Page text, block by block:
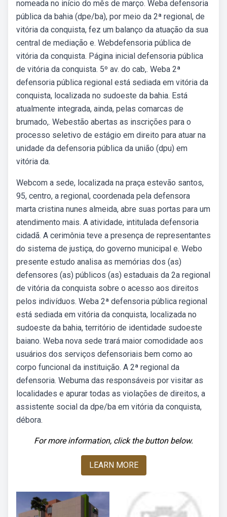
nomeada no início do mês de março. Weba defensoria
pública da bahia (dpe/ba), por meio da 2ª regional, de
vitória da conquista, fez um balanço da atuação da sua
central de mediação e. Webdefensoria pública de
vitória da conquista. Página inicial defensoria pública
de vitória da conquista. 5º av. do cab,. Weba 2ª
defensoria pública regional está sediada em vitória da
conquista, localizada no sudoeste da bahia. Está
atualmente integrada, ainda, pelas comarcas de
brumado,. Webestão abertas as inscrições para o
processo seletivo de estágio em direito para atuar na
unidade da defensoria pública da união (dpu) em
vitória da.
Webcom a sede, localizada na praça estevão santos,
95, centro, a regional, coordenada pela defensora
marta cristina nunes almeida, abre suas portas para um
atendimento mais. A atividade, intitulada defensoria
cidadã. A cerimônia teve a presença de representantes
do sistema de justiça, do governo municipal e. Webo
presente estudo analisa as memórias dos (as)
defensores (as) públicos (as) estaduais da 2a regional
de vitória da conquista sobre o acesso aos direitos
pelos indivíduos. Weba 2ª defensoria pública regional
está sediada em vitória da conquista, localizada no
sudoeste da bahia, território de identidade sudoeste
baiano. Weba nova sede trará maior comodidade aos
usuários dos serviços defensoriais bem como ao
corpo funcional da instituição. A 2ª regional da
defensoria. Webuma das responsáveis por visitar as
localidades e apurar todas as violações de direitos, a
assistente social da dpe/ba em vitória da conquista,
débora.
For more information, click the button below.
LEARN MORE